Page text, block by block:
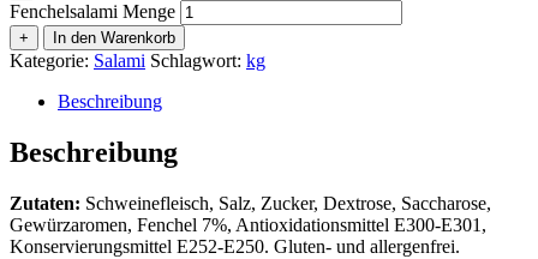
Fenchelsalami Menge
+ In den Warenkorb
Kategorie: Salami Schlagwort: kg
Beschreibung
Beschreibung
Zutaten: Schweinefleisch, Salz, Zucker, Dextrose, Saccharose,
Gewürzaromen, Fenchel 7%, Antioxidationsmittel E300-E301,
Konservierungsmittel E252-E250. Gluten- und allergenfrei.